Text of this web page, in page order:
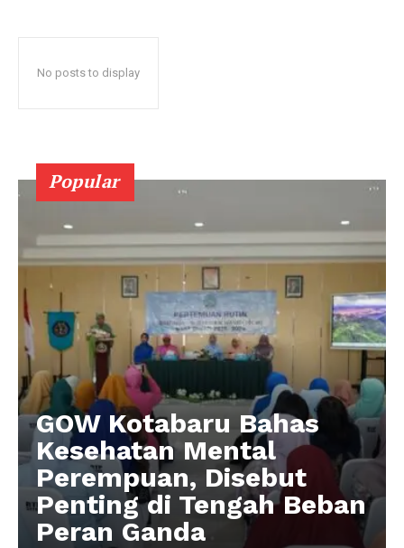
No posts to display
Popular
GOW Kotabaru Bahas
Kesehatan Mental
Perempuan, Disebut
Penting di Tengah Beban
Peran Ganda